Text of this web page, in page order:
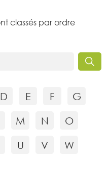
classés par ordre
D E F
G
M N
O
U V
W